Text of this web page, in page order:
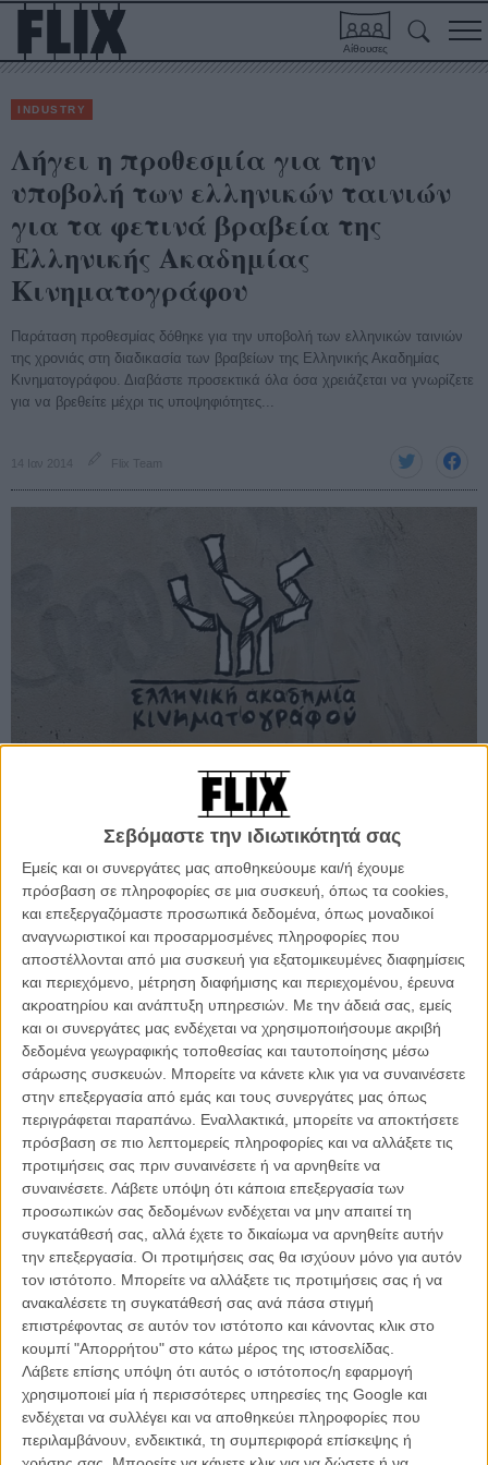
Σεβόμαστε την ιδιωτικότητά σας
Εμείς και οι συνεργάτες μας αποθηκεύουμε και/ή έχουμε
πρόσβαση σε πληροφορίες σε μια συσκευή, όπως τα cookies,
και επεξεργαζόμαστε προσωπικά δεδομένα, όπως μοναδικοί
αναγνωριστικοί και προσαρμοσμένες πληροφορίες που
αποστέλλονται από μια συσκευή για εξατομικευμένες διαφημίσεις
και περιεχόμενο, μέτρηση διαφήμισης και περιεχομένου, έρευνα
ακροατηρίου και ανάπτυξη υπηρεσιών. Με την άδειά σας, εμείς
και οι συνεργάτες μας ενδέχεται να χρησιμοποιήσουμε ακριβή
δεδομένα γεωγραφικής τοποθεσίας και ταυτοποίησης μέσω
σάρωσης συσκευών. Μπορείτε να κάνετε κλικ για να συναινέσετε
στην επεξεργασία από εμάς και τους συνεργάτες μας όπως
περιγράφεται παραπάνω. Εναλλακτικά, μπορείτε να αποκτήσετε
πρόσβαση σε πιο λεπτομερείς πληροφορίες και να αλλάξετε τις
προτιμήσεις σας πριν συναινέσετε ή να αρνηθείτε να
συναινέσετε. Λάβετε υπόψη ότι κάποια επεξεργασία των
προσωπικών σας δεδομένων ενδέχεται να μην απαιτεί τη
συγκατάθεσή σας, αλλά έχετε το δικαίωμα να αρνηθείτε αυτήν
την επεξεργασία. Οι προτιμήσεις σας θα ισχύουν μόνο για αυτόν
τον ιστότοπο. Μπορείτε να αλλάξετε τις προτιμήσεις σας ή να
ανακαλέσετε τη συγκατάθεσή σας ανά πάσα στιγμή
επιστρέφοντας σε αυτόν τον ιστότοπο και κάνοντας κλικ στο
κουμπί "Απορρήτου" στο κάτω μέρος της ιστοσελίδας.
Λάβετε επίσης υπόψη ότι αυτός ο ιστότοπος/η εφαρμογή
χρησιμοποιεί μία ή περισσότερες υπηρεσίες της Google και
ενδέχεται να συλλέγει και να αποθηκεύει πληροφορίες που
περιλαμβάνουν, ενδεικτικά, τη συμπεριφορά επίσκεψης ή
Αίθουσες
INDUSTRY
Λήγει η προθεσμία για την
υποβολή των ελληνικών ταινιών
για τα φετινά βραβεία της
Ελληνικής Ακαδημίας
Κινηματογράφου
Παράταση προθεσμίας δόθηκε για την υποβολή των ελληνικών ταινιών
της χρονιάς στη διαδικασία των βραβείων της Ελληνικής Ακαδημίας
Κινηματογράφου. Διαβάστε προσεκτικά όλα όσα χρειάζεται να γνωρίζετε
για να βρεθείτε μέχρι τις υποψηφιότητες...
14 Ιαν 2014 Flix Team
Προσθέστε το Flix στις προτιμήσεις σας στο
Google
Στα φετινά βραβεία της Ελληνικής Ακαδημίας Κινηματογράφου,
έχουν δικαίωμα συμμετοχής όλες οι ελληνικές ταινίες που
πραγματοποίησαν δημόσια πρώτη προβολή (φεστιβάλ, διανομή,
κτλ) από την 1.1.2013 έως και 31.12.2013, ενώ απαραίτητος
κανόνας είναι να έχουν πιστοποιητικό ελληνικότητας από το
Ελληνικό Κέντρο Κινηματογράφου και να είναι ελληνικής παραγωγής
ή συμπαραγωγής. Να σημειωθεί εδώ πως όσες ταινίες
πραγματοποιήσαν δημόσια πρώτη προβολή μέσα στο 2013, αλλά
δεν υποβλήθηκαν στα βραβεία της Ακαδημίας, δεν θα έχουν
δικαίωμα να συμμετέχουν σε επόμενη χρονιά.
Οι ενδιαφερόμενοι μπορούν να υποβάλλουν τις ταινίες τους στην
Ελληνική Ακαδημία Κινηματογράφου μέχρι και τις 15 Ιανουαρίου.
Ολες οι αιτήσεις (για ταινία μεγάλου μήκους μυθοπλασίας, για
ντοκιμαντέρ και για ταινία μικρού μήκους), αλλά και ο κανονισμός
των βραβείων και τα στοιχεία επικοινωνίας με την Ελληνική
Ακαδημία Κινηματογράφου βρίσκονται στην πρώτη σελίδα του
επίσημου siteτης Ακαδημίας.
Μπαίνοντας στον πέμπτο της χρόνο, η Ελληνική Ακαδημία
Κινηματογράφου, με νέο Πρόεδρο τον παραγωγό Βασίλη Κατσούφη
(διαβάστε εδώ την αποκλειστική του συνέντευξη στο Flix), θα
διοργανώσει, σε συνεργασία με τους παραγωγούς, καμπάνια